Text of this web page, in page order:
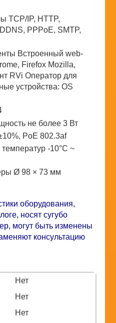
TCP/IP, HTTP,
PPPoE, SMTP,
Встроенный web-
Firefox Mozilla,
RVi Оператор для
устройства: ОS
не более 3 Вт
PoE 802.3af
-10°С ~
Ø 98 × 73 мм
оборудования,
носят сугубо
могут быть изменены
консультацию
Нет
Нет
Нет